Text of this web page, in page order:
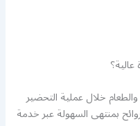
خلال عملية التحضير
بمنتهى السهولة عبر خدمة